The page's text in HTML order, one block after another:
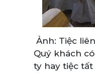
Ảnh: Tiệc
Quý khách
ty hay tiệc